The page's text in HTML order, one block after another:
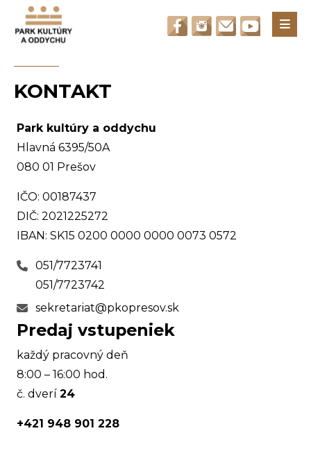
KONTAKT
Park kultúry a oddychu
Hlavná 6395/50A
080 01 Prešov
IČO: 00187437
DIČ: 2021225272
IBAN: SK15 0200 0000 0000 0073 0572
051/7723741
051/7723742
sekretariat@pkopresov.sk
Predaj vstupeniek
každý pracovný deň
8:00 – 16:00 hod.
č. dverí24
+421 948 901 228